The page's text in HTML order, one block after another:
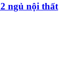
ngủ nội thất